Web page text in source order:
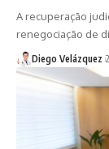
A recuperação
renegociação de
Diego Velázquez